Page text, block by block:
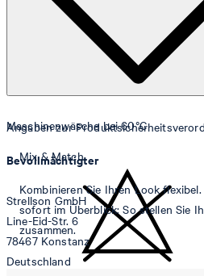
Maschinenwäsche bei 60°C
Angaben zur
Bevollmächtigter
Strellson GmbH
Line-Eid-Str. 6
78467 Konstanz
Deutschland
Mix & Match
Kombinieren Sie Ihren Look
sofort im Überblick: So stellen Sie
zusammen.